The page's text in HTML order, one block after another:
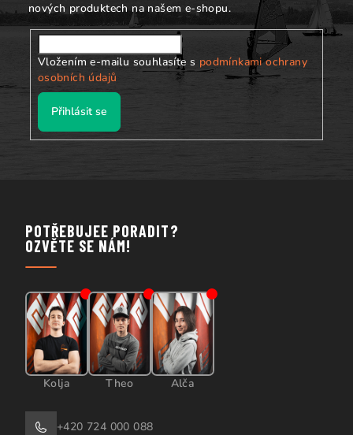
nových produktech na našem e-shopu.
Vložením e-mailu souhlasíte s podmínkami ochrany
osobních údajů
Přihlásit se
POTŘEBUJEE PORADIT?
OZVĚTE SE NÁM!
Kolja Theo Alča
+420 724 000 088